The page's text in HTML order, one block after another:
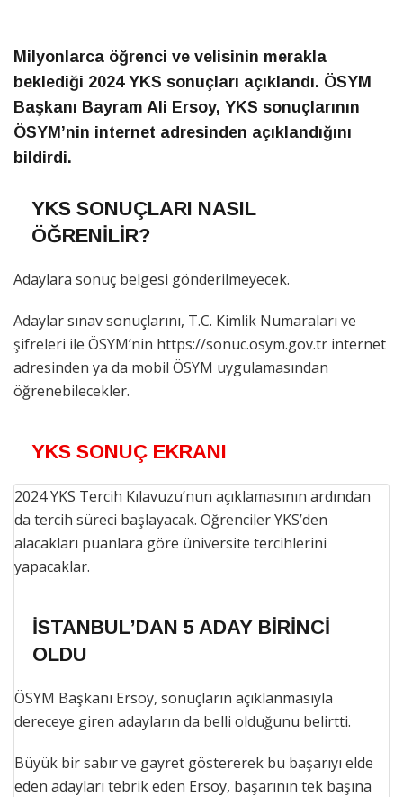
Milyonlarca öğrenci ve velisinin merakla
beklediği 2024 YKS sonuçları açıklandı. ÖSYM
Başkanı Bayram Ali Ersoy, YKS sonuçlarının
ÖSYM’nin internet adresinden açıklandığını
bildirdi.
YKS SONUÇLARI NASIL
ÖĞRENİLİR?
Adaylara sonuç belgesi gönderilmeyecek.
Adaylar sınav sonuçlarını, T.C. Kimlik Numaraları ve
şifreleri ile ÖSYM’nin https://sonuc.osym.gov.tr internet
adresinden ya da mobil ÖSYM uygulamasından
öğrenebilecekler.
YKS SONUÇ EKRANI
2024 YKS Tercih Kılavuzu’nun açıklamasının ardından
da tercih süreci başlayacak. Öğrenciler YKS’den
alacakları puanlara göre üniversite tercihlerini
yapacaklar.
İSTANBUL’DAN 5 ADAY BİRİNCİ
OLDU
ÖSYM Başkanı Ersoy, sonuçların açıklanmasıyla
dereceye giren adayların da belli olduğunu belirtti.
Büyük bir sabır ve gayret göstererek bu başarıyı elde
eden adayları tebrik eden Ersoy, başarının tek başına